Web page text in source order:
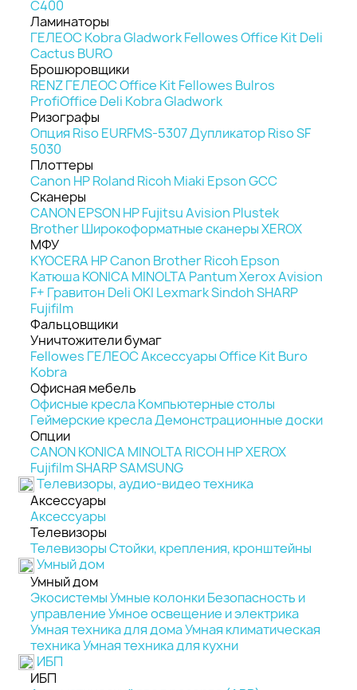
C400
Ламинаторы
ГЕЛЕОСKobraGladworkFellowesOffice Kit Deli
Cactus BURO
Брошюровщики
RENZГЕЛЕОСOffice Kit Fellowes Bulros
ProfiOffice Deli KobraGladwork
Ризографы
Опция Riso EURFMS-5307Дупликатор Riso SF
5030
Плоттеры
Canon HPRoland Ricoh Miaki EpsonGCC
Сканеры
CANONEPSONHPFujitsuAvision Plustek
BrotherШирокоформатные сканерыXEROX
МФУ
KYOCERA HPCanon BrotherRicoh Epson
КатюшаKONICA MINOLTA PantumXeroxAvision
F+ Гравитон DeliOKI LexmarkSindohSHARP
Fujifilm
Фальцовщики
Уничтожители бумаг
Fellowes ГЕЛЕОСАксессуарыOffice Kit Buro
Kobra
Офисная мебель
Офисные креслаКомпьютерные столы
Геймерские креслаДемонстрационные доски
Опции
CANONKONICA MINOLTA RICOHHPXEROX
FujifilmSHARPSAMSUNG
Телевизоры, аудио-видео техника
Аксессуары
Аксессуары
Телевизоры
ТелевизорыСтойки, крепления, кронштейны
Умный дом
Умный дом
ЭкосистемыУмные колонкиБезопасность и
управлениеУмное освещение и электрика
Умная техника для домаУмная климатическая
техникаУмная техника для кухни
ИБП
ИБП